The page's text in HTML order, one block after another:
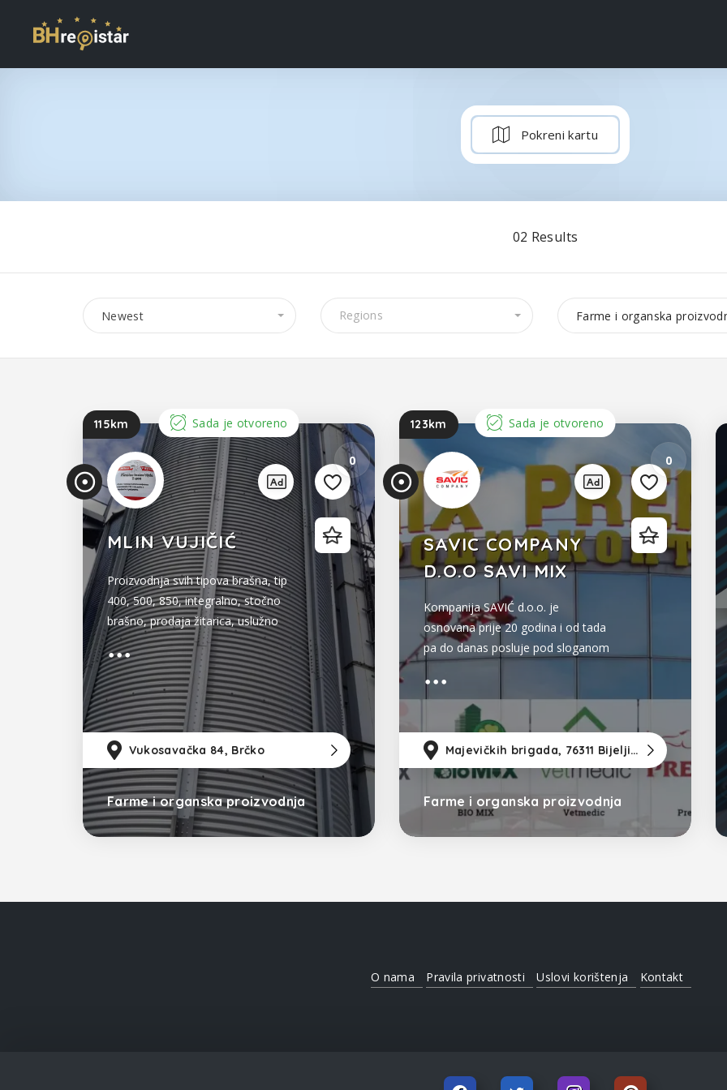
Pokreni kartu
02 Results
Newest Farme i organska
115km Sada je otvoreno
0
MLIN VUJIČIĆ
Proizvodnja svih tipova brašna, tip
400, 500, 850, integralno, stočno
brašno, prodaja žitarica, uslužno
skladištenje i mljevenje. Prevoz i
distribucija.
Vukosavačka 84, Brčko od Sarajevo 38km od
Farme i organska proizvodnja
Bosna i Hercegovina
123km Sada je otvoreno
0
SAVIC COMPANY
D.O.O SAVI MIX
Kompanija SAVIĆ d.o.o. je
osnovana prije 20 godina i od tada
pa do danas posluje pod sloganom
proizvodnje PREMIKSA po kojoj su
poznati i van granica BiH,
posjeduju sopstvena matična jata
za proizvodnju priplodnih jaja koja
sami inkubiraju u inkubatorskoj
Majevičkih brigada, 76311 Bijeljina
Farme i organska proizvodnja
O nama Pravila privatnosti Uslovi korištenja Kontakt